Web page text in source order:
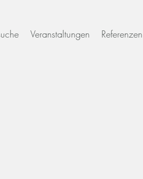
Veranstaltungen Referenzen